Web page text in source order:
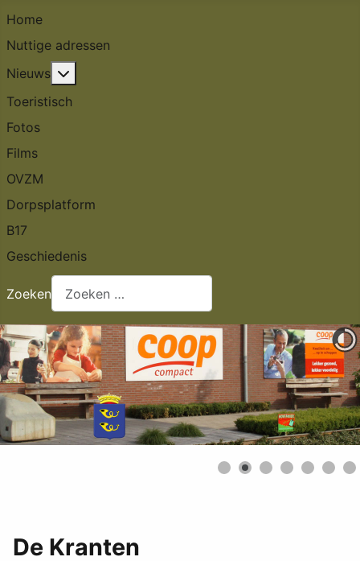
Home
Nuttige adressen
Nieuws
Toeristisch
Fotos
Films
OVZM
Dorpsplatform
B17
Geschiedenis
Zoeken
De Kranten